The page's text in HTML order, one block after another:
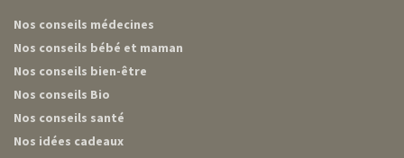
Nos conseils médecines
Nos conseils bébé et maman
Nos conseils bien-être
Nos conseils Bio
Nos conseils santé
Nos idées cadeaux